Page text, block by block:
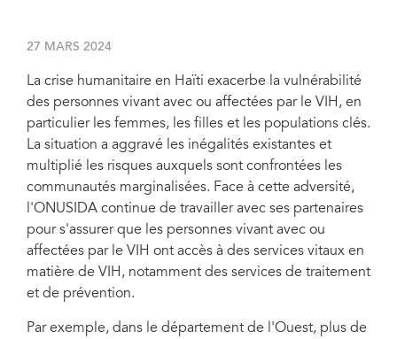
L'Organisation de développement et de lutte contre la pauvreté (ODELPA)
Pour protéger la santé de chacun-e, protéger les droits de chacun-e.
27 MARS 2024
La crise humanitaire en Haïti exacerbe la vulnérabilité
des personnes vivant avec ou affectées par le VIH, en
particulier les femmes, les filles et les populations clés.
La situation a aggravé les inégalités existantes et
multiplié les risques auxquels sont confrontées les
communautés marginalisées. Face à cette adversité,
l'ONUSIDA continue de travailler avec ses partenaires
pour s'assurer que les personnes vivant avec ou
affectées par le VIH ont accès à des services vitaux en
matière de VIH, notamment des services de traitement
et de prévention.
Par exemple, dans le département de l'Ouest, plus de